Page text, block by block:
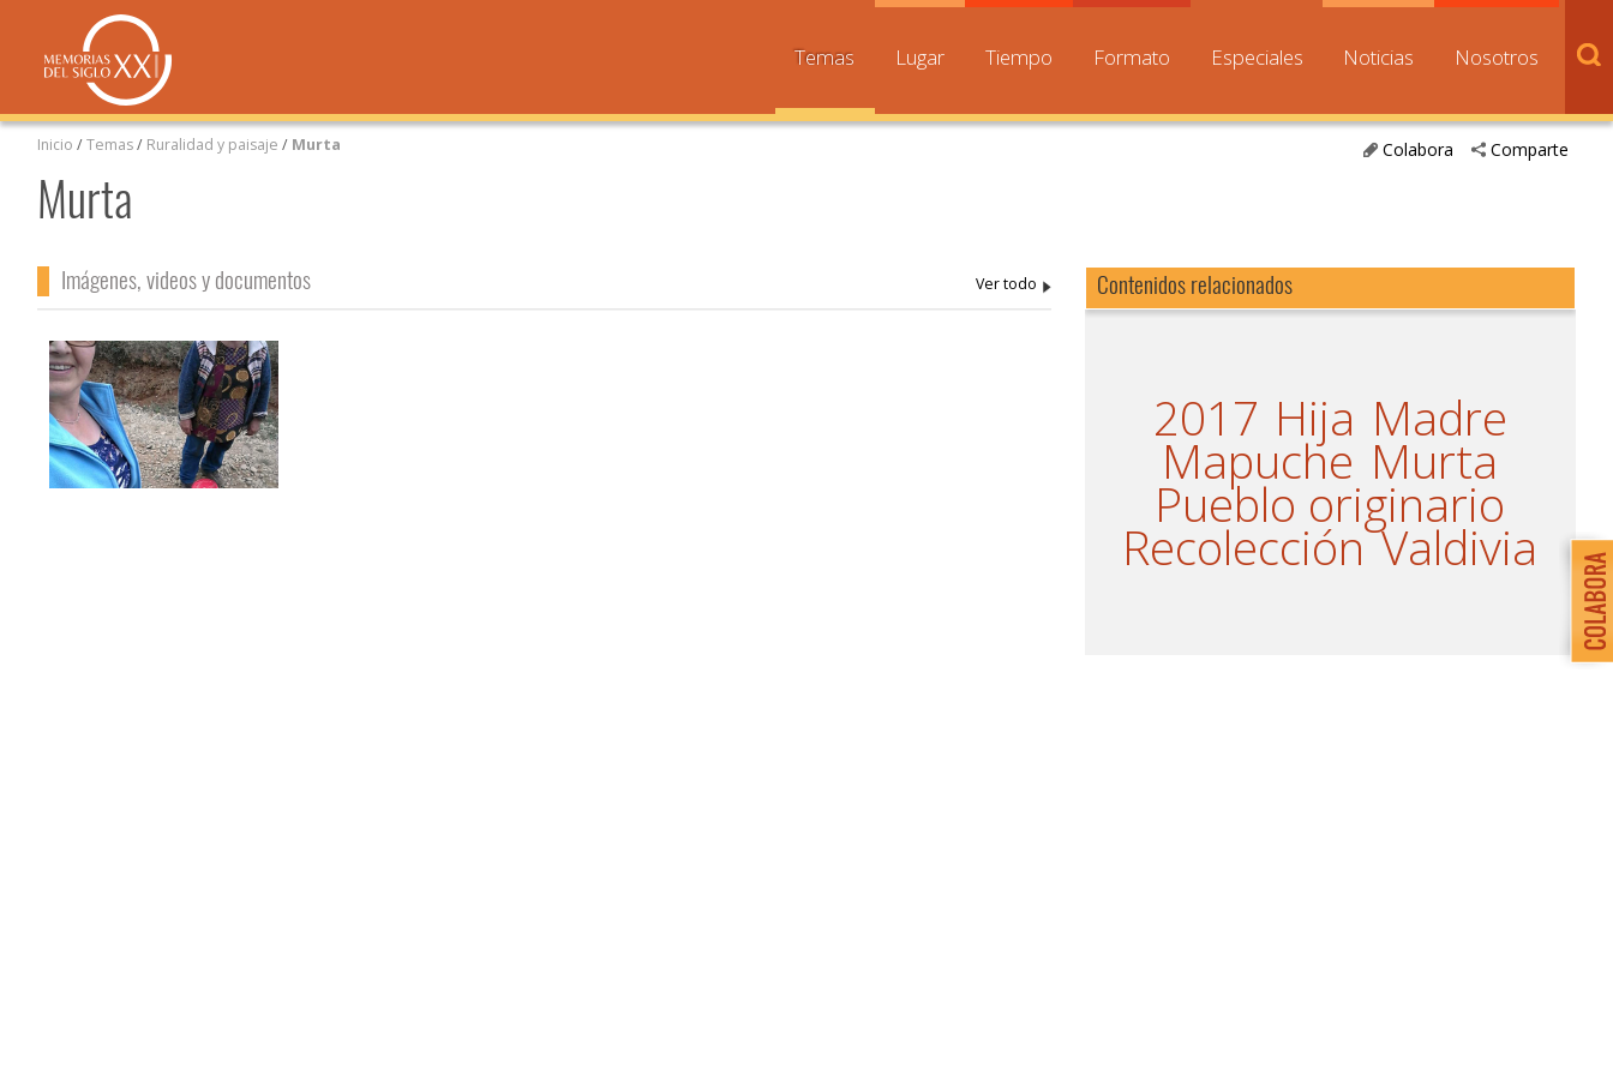
Temas Lugar Tiempo Formato Especiales Noticias Nosotros
Comparte
Colabora
Inicio /Temas/ Ruralidad y paisaje / Murta
Murta
Imágenes, videos y documentos Contenidos relacionados
2017 Hija Madre
Mapuche Murta
Pueblo originario
Recolección Valdivia